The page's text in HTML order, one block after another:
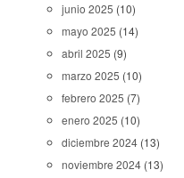
junio 2025 (10)
mayo 2025 (14)
abril 2025 (9)
marzo 2025 (10)
febrero 2025 (7)
enero 2025 (10)
diciembre 2024 (13)
noviembre 2024 (13)